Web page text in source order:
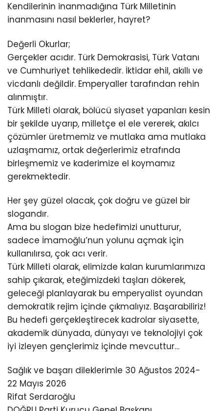
Kendilerinin inanmadığına Türk Milletinin
inanmasını nasıl beklerler, hayret?
Değerli Okurlar;
Gerçekler acıdır. Türk Demokrasisi, Türk Vatanı
ve Cumhuriyet tehlikededir. İktidar ehil, akıllı ve
vicdanlı değildir. Emperyaller tarafından rehin
alınmıştır.
Türk Milleti olarak, bölücü siyaset yapanları kesin
bir şekilde uyarıp, milletçe el ele vererek, akılcı
çözümler üretmemiz ve mutlaka ama mutlaka
uzlaşmamız, ortak değerlerimiz etrafında
birleşmemiz ve kaderimize el koymamız
gerekmektedir.
Her şey güzel olacak, çok doğru ve güzel bir
slogandır.
Ama bu slogan bize hedefimizi unutturur,
sadece İmamoğlu’nun yolunu açmak için
kullanılırsa, çok acı verir.
Türk Milleti olarak, elimizde kalan kurumlarımıza
sahip çıkarak, eteğimizdeki taşları dökerek,
geleceği planlayarak bu emperyalist oyundan
demokratik rejim içinde çıkmalıyız. Başarabiliriz!
Bu hedefi gerçekleştirecek kadrolar siyasette,
akademik dünyada, dünyayı ve teknolojiyi çok
iyi izleyen gençlerimiz içinde mevcuttur…
Sağlık ve başarı dileklerimle 30 Ağustos 2024-
22 Mayıs 2026
Rifat Serdaroğlu